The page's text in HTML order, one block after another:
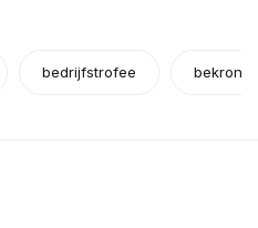
bedrijfstrofee